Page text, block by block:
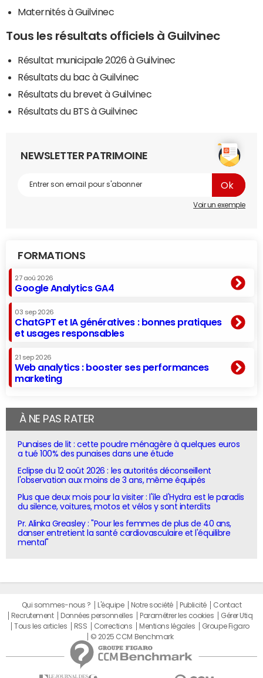
Maternités à Guilvinec
Tous les résultats officiels à Guilvinec
Résultat municipale 2026 à Guilvinec
Résultats du bac à Guilvinec
Résultats du brevet à Guilvinec
Résultats du BTS à Guilvinec
NEWSLETTER PATRIMOINE
Voir un exemple
FORMATIONS
27 aoû 2026
Google Analytics GA4
03 sep 2026
ChatGPT et IA génératives : bonnes pratiques
et usages responsables
21 sep 2026
Web analytics : booster ses performances
marketing
À NE PAS RATER
Punaises de lit : cette poudre ménagère à quelques euros
a tué 100% des punaises dans une étude
Eclipse du 12 août 2026 : les autorités déconseillent
l'observation aux moins de 3 ans, même équipés
Plus que deux mois pour la visiter : l'île d'Hydra est le paradis
du silence, voitures, motos et vélos y sont interdits
Pr. Alinka Greasley : "Pour les femmes de plus de 40 ans,
danser entretient la santé cardiovasculaire et l'équilibre
mental"
Qui sommes-nous ? L'équipe Notre société Publicité
Contact
Recrutement
Données personnelles Paramétrer les cookies
Gérer Utiq
Tous les articles
RSS Corrections Mentions légales
Groupe Figaro
© 2025 CCM Benchmark